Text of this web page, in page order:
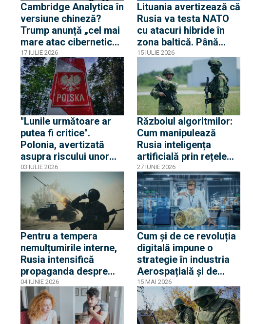
Cambridge Analytica în
versiune chineză?
Trump anunță „cel mai
mare atac cibernetic
asupra datelor
electorale din istorie”:
220 de milioane de
dosare ale alegătorilor
americani
17 IULIE 2026
Lituania avertizează că
Rusia va testa NATO
cu atacuri hibride în
zona baltică. Până
atunci, aeronave
militare rusești se
apropie pentru a doua
zi consecutiv de
frontiera Poloniei
15 IULIE 2026
"Lunile următoare ar
putea fi critice".
Polonia, avertizată
asupra riscului unor
provocări militare din
partea Rusiei.
Scenariile luate în
calcul
03 IULIE 2026
Războiul algoritmilor:
Cum manipulează
Rusia inteligența
artificială prin rețele
masive de site-uri
false
27 IUNIE 2026
Pentru a tempera
nemulțumirile interne,
Rusia intensifică
propaganda despre
presupuse lovituri
ucrainene împotriva
civililor
04 IUNIE 2026
Cum și de ce revoluția
digitală impune o
strategie în industria
Aerospațială și de
Apărare
15 MAI 2026